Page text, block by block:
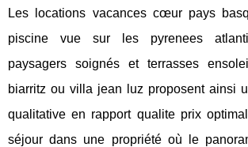
Les locations vacances cœur pays
piscine vue sur les pyrenees
paysagers soignés et terrasses
biarritz ou villa jean luz proposent ainsi
qualitative en rapport qualite prix
séjour dans une propriété où le